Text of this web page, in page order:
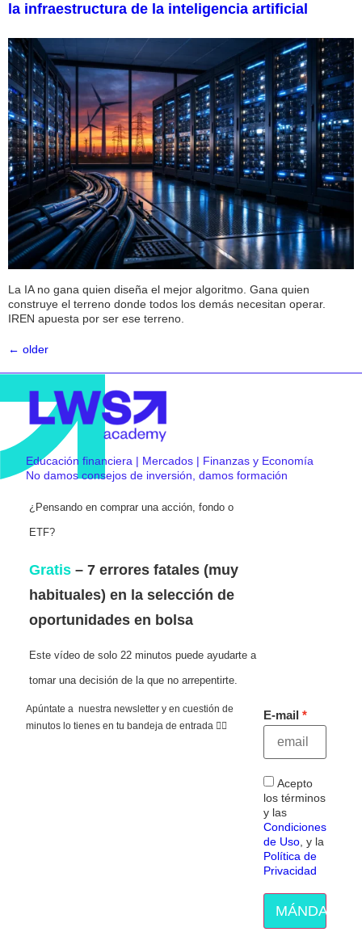
la infraestructura de la inteligencia artificial
La IA no gana quien diseña el mejor algoritmo. Gana quien
construye el terreno donde todos los demás necesitan operar.
IREN apuesta por ser ese terreno.
← older
Educación financiera | Mercados | Finanzas y Economía
No damos consejos de inversión, damos formación
¿Pensando en comprar una acción, fondo o
ETF?
Gratis – 7 errores fatales (muy
habituales) en la selección de
oportunidades en bolsa
Este vídeo de solo 22 minutos puede ayudarte a
tomar una decisión de la que no arrepentirte.
Apúntate a nuestra newsletter y en cuestión de
minutos lo tienes en tu bandeja de entrada 👇🏻
E-mail
Acepto
los términos
y las
Condiciones
de Uso , y la
Política de
Privacidad
MÁNDAME